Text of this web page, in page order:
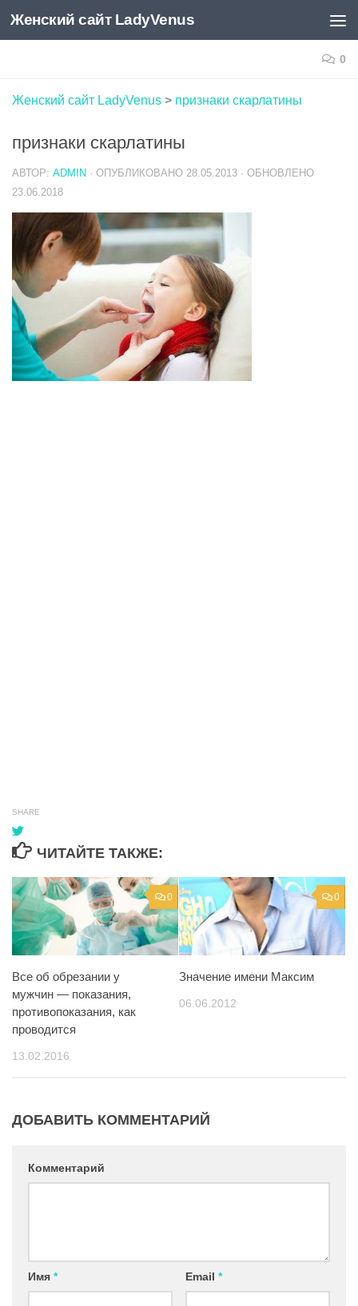
Skip to content
Женский сайт LadyVenus
0
Женский сайт LadyVenus > признаки скарлатины
признаки скарлатины
АВТОР: ADMIN · ОПУБЛИКОВАНО 28.05.2013 · ОБНОВЛЕНО
23.06.2018
SHARE
ЧИТАЙТЕ ТАКЖЕ:
0
Все об обрезании у
мужчин — показания,
противопоказания, как
проводится
13.02.2016
0
Значение имени Максим
06.06.2012
ДОБАВИТЬ КОММЕНТАРИЙ
Комментарий
Имя * Email *